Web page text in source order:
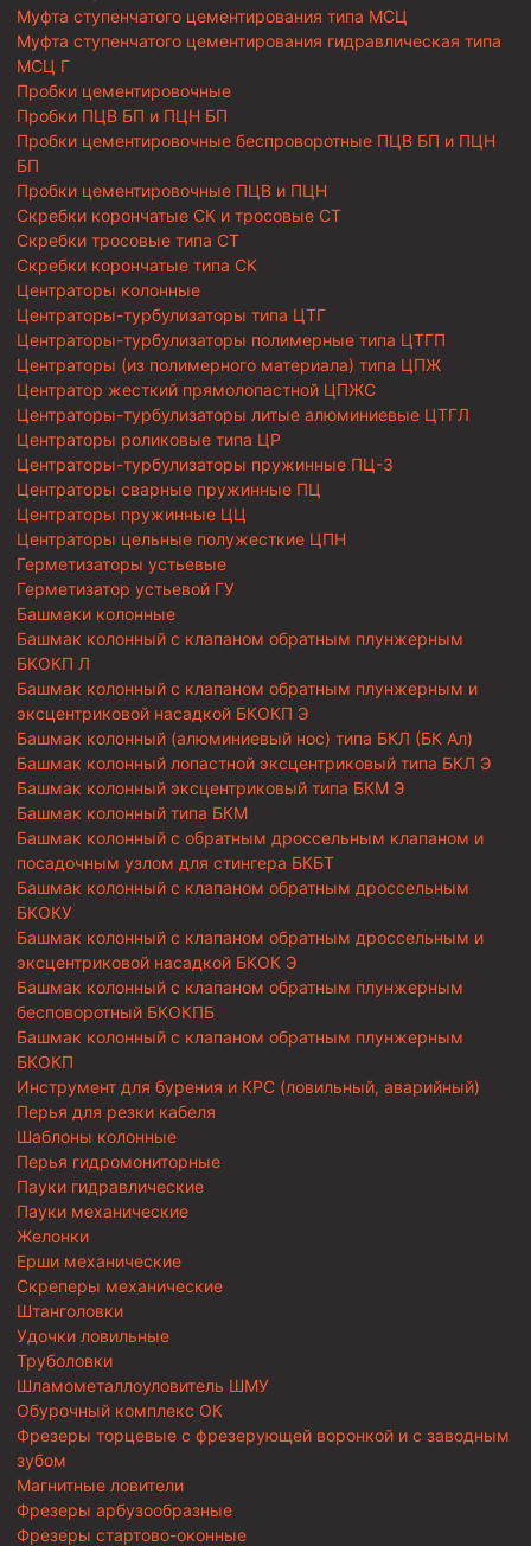
Муфта ступенчатого цементирования типа МСЦ
Муфта ступенчатого цементирования гидравлическая типа
МСЦ Г
Пробки цементировочные
Пробки ПЦВ БП и ПЦН БП
Пробки цементировочные беспроворотные ПЦВ БП и ПЦН
БП
Пробки цементировочные ПЦВ и ПЦН
Скребки корончатые СК и тросовые СТ
Скребки тросовые типа СТ
Скребки корончатые типа СК
Центраторы колонные
Центраторы-турбулизаторы типа ЦТГ
Центраторы-турбулизаторы полимерные типа ЦТГП
Центраторы (из полимерного материала) типа ЦПЖ
Центратор жесткий прямолопастной ЦПЖС
Центраторы-турбулизаторы литые алюминиевые ЦТГЛ
Центраторы роликовые типа ЦР
Центраторы-турбулизаторы пружинные ПЦ-3
Центраторы сварные пружинные ПЦ
Центраторы пружинные ЦЦ
Центраторы цельные полужесткие ЦПН
Герметизаторы устьевые
Герметизатор устьевой ГУ
Башмаки колонные
Башмак колонный с клапаном обратным плунжерным
БКОКП Л
Башмак колонный с клапаном обратным плунжерным и
эксцентриковой насадкой БКОКП Э
Башмак колонный (алюминиевый нос) типа БКЛ (БК Ал)
Башмак колонный лопастной эксцентриковый типа БКЛ Э
Башмак колонный эксцентриковый типа БКМ Э
Башмак колонный типа БКМ
Башмак колонный с обратным дроссельным клапаном и
посадочным узлом для стингера БКБТ
Башмак колонный с клапаном обратным дроссельным
БКОКУ
Башмак колонный с клапаном обратным дроссельным и
эксцентриковой насадкой БКОК Э
Башмак колонный с клапаном обратным плунжерным
бесповоротный БКОКПБ
Башмак колонный с клапаном обратным плунжерным
БКОКП
Инструмент для бурения и КРС (ловильный, аварийный)
Перья для резки кабеля
Шаблоны колонные
Перья гидромониторные
Пауки гидравлические
Пауки механические
Желонки
Ерши механические
Скреперы механические
Штанголовки
Удочки ловильные
Труболовки
Шламометаллоуловитель ШМУ
Обурочный комплекс ОК
Фрезеры торцевые с фрезерующей воронкой и с заводным
зубом
Магнитные ловители
Фрезеры арбузообразные
Фрезеры стартово-оконные